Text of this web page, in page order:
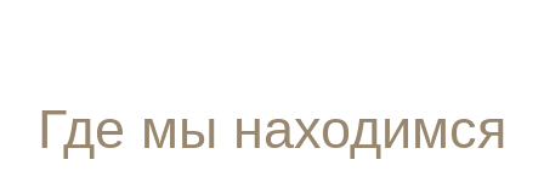
Где мы находимся